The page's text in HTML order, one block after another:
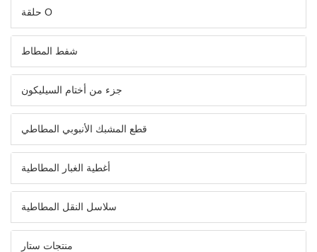
حلقة O
شفط المطاط
جزء من أختام السيليكون
قطع المشبك الأنبوبي المطاطي
أغطية الغبار المطاطية
سلاسل النقل المطاطية
منتجات ستار